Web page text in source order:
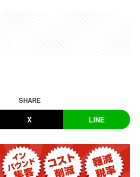
SHARE
X LINE